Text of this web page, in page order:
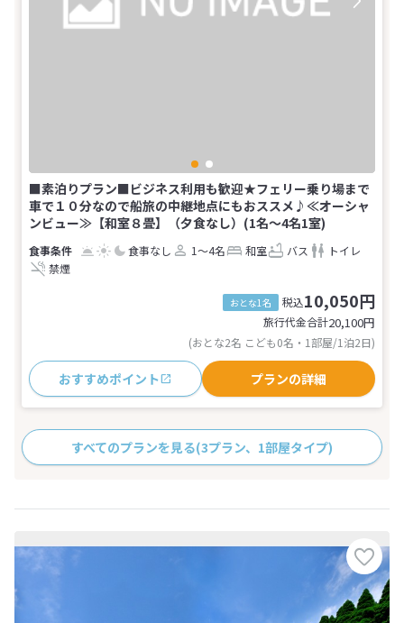
■素泊りプラン■ビジネス利用も歓迎★フェリー乗り場まで
車で１０分なので船旅の中継地点にもおススメ♪≪オーシャ
ンビュー≫【和室８畳】（夕食なし）(1名～4名1室)
食事なし 1～4名 和室 バス
トイレ
禁煙
おとな1名 税込10,050円
旅行代金合計20,100円
(おとな2名 こども0名・1部屋/1泊2日)
おすすめポイント プランの詳細
すべてのプランを見る(3プラン、1部屋タイプ)